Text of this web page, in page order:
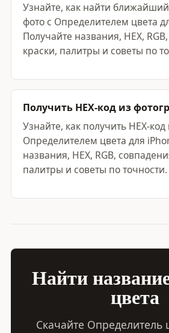
Узнайте, как найти
фото с Определителем цвета
Получайте названия, HEX,
краски, палитры и советы по
Получить HEX-код из
Узнайте, как получить HEX-
Определителем цвета для
названия, HEX, RGB,
палитры и советы по точности.
Найти
цвета
Скачайте Определитель